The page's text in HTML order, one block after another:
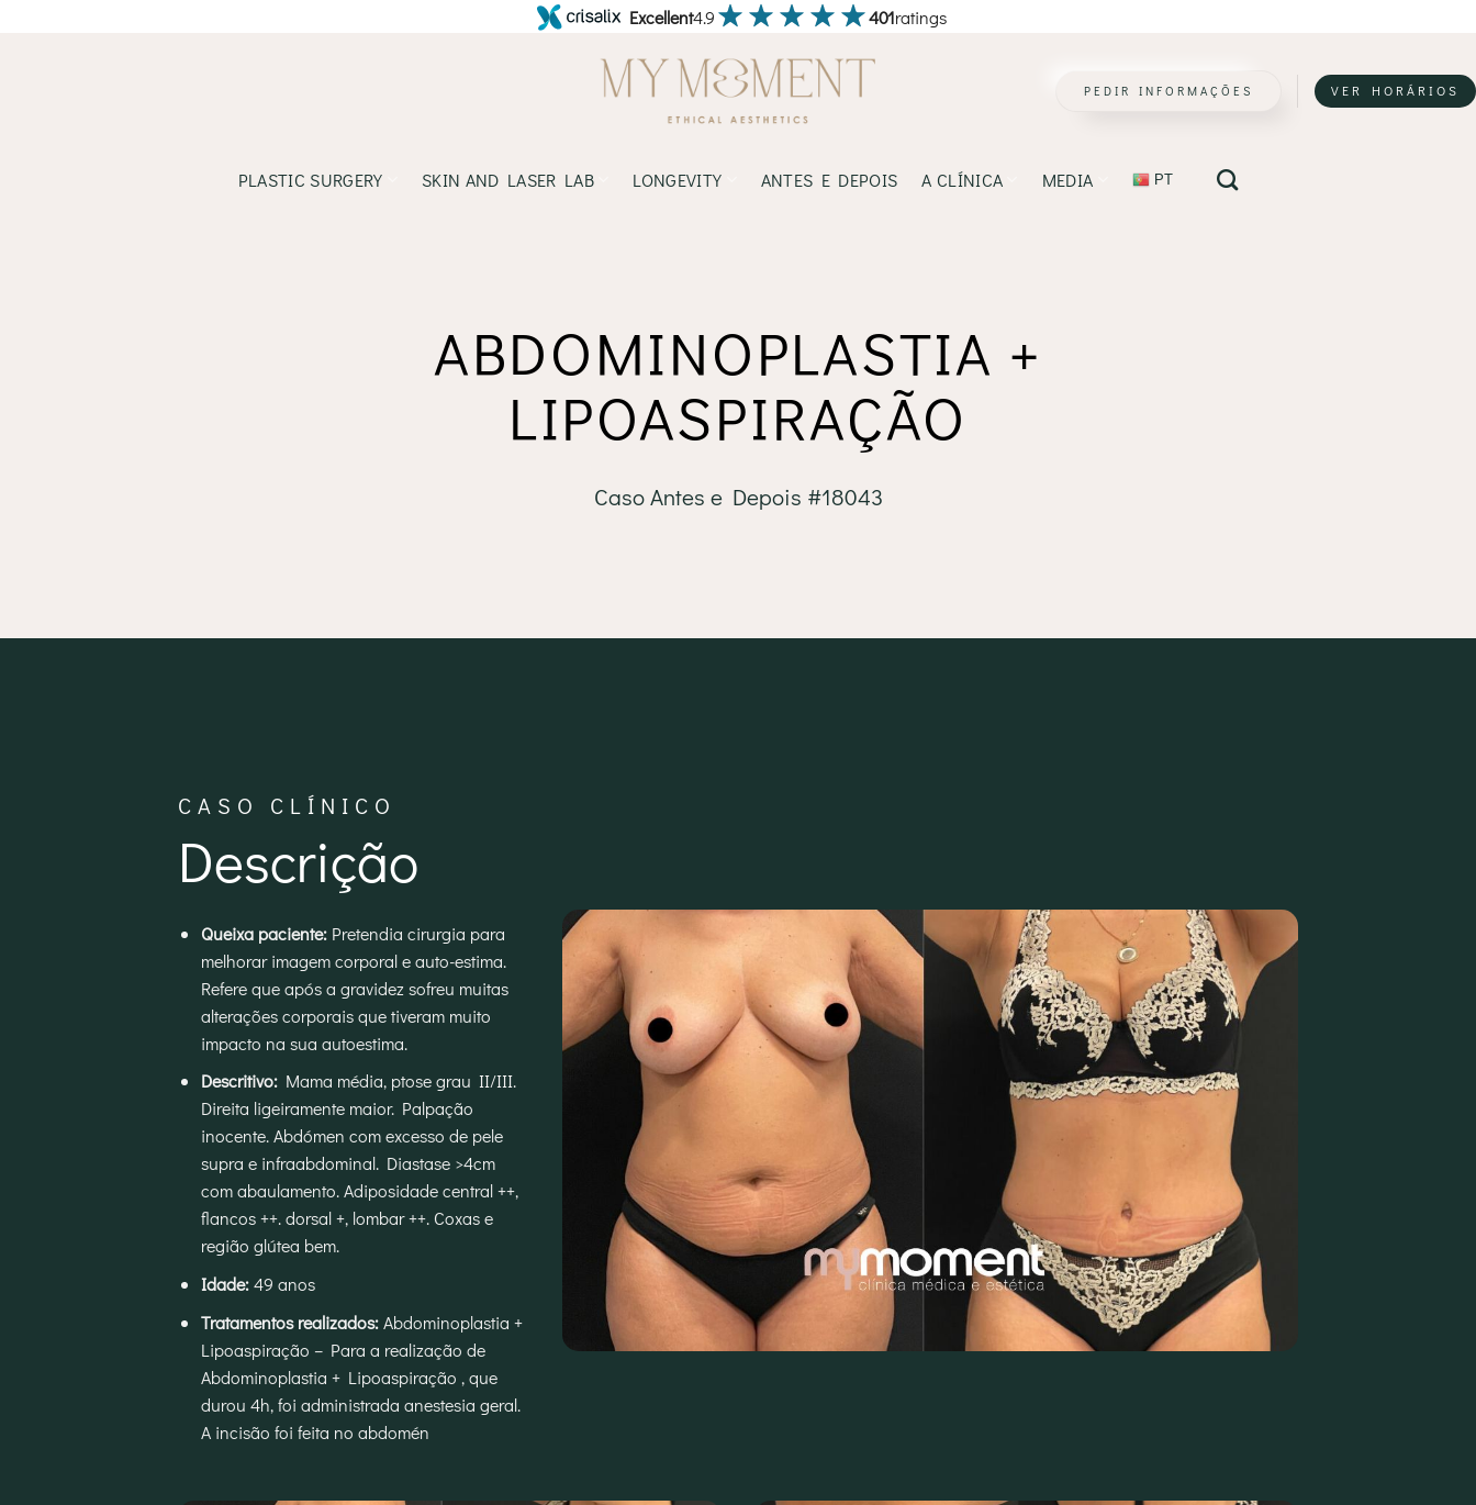
Excellent4.9 401ratings
PEDIR INFORMAÇÕES VER HORÁRIOS
PLASTIC SURGERY SKIN AND LASER LAB LONGEVITY ANTES E DEPOIS A CLÍNICA MEDIA PT
ABDOMINOPLASTIA +
LIPOASPIRAÇÃO
Caso Antes e Depois #18043
CASO CLÍNICO
Descrição
Queixa paciente: Pretendia cirurgia para
melhorar imagem corporal e auto-estima.
Refere que após a gravidez sofreu muitas
alterações corporais que tiveram muito
impacto na sua autoestima.
Descritivo:Mama média, ptose grau II/III.
Direita ligeiramente maior. Palpação
inocente. Abdómen com excesso de pele
supra e infraabdominal. Diastase >4cm
com abaulamento. Adiposidade central ++,
flancos ++. dorsal +, lombar ++. Coxas e
região glútea bem.
Idade:49 anos
Tratamentos realizados:Abdominoplastia +
Lipoaspiração – Para a realização de
Abdominoplastia + Lipoaspiração , que
durou 4h, foi administrada anestesia geral.
A incisão foi feita no abdomén